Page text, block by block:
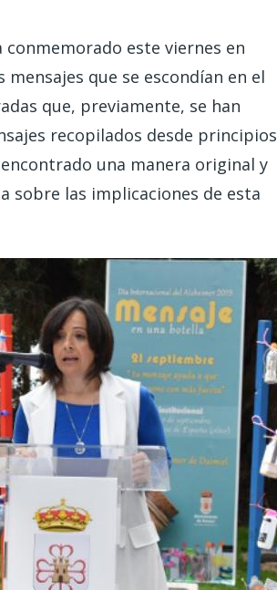
conmemorado este viernes en
que se escondían en el
que, previamente, se han
recopilados desde principios
una manera original y
sobre las implicaciones de esta